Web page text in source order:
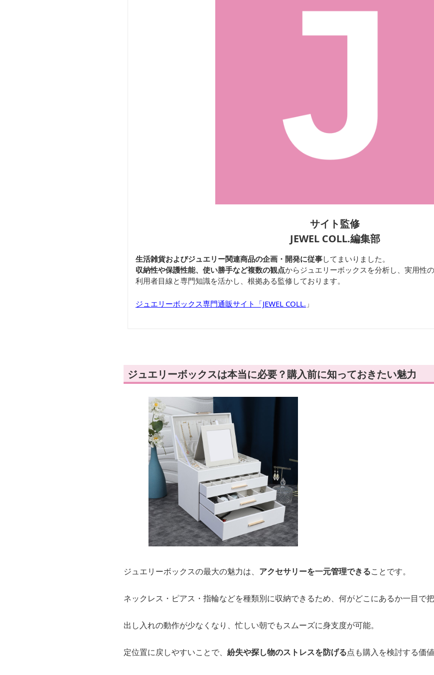
サイト監修
JEWEL COLL.編集部
生活雑貨およびジュエリー関連商品の企画・開発に従事してまいりました。
収納性や保護性能、使い勝手など複数の観点からジュエリーボックスを分析し、実用性
利用者目線と専門知識を活かし、根拠ある監修しております。
ジュエリーボックス専門通販サイト「JEWEL COLL. 」
ジュエリーボックスは本当に必要？購入前に知っておきたい魅力
ジュエリーボックスの最大の魅力は、 アクセサリーを一元管理できることです。
ネックレス・ピアス・指輪などを種類別に収納できるため、何がどこにあるか一目で把
出し入れの動作が少なくなり、忙しい朝でもスムーズに身支度が可能。
定位置に戻しやすいことで、 紛失や探し物のストレスを防げる点も購入を検討する価